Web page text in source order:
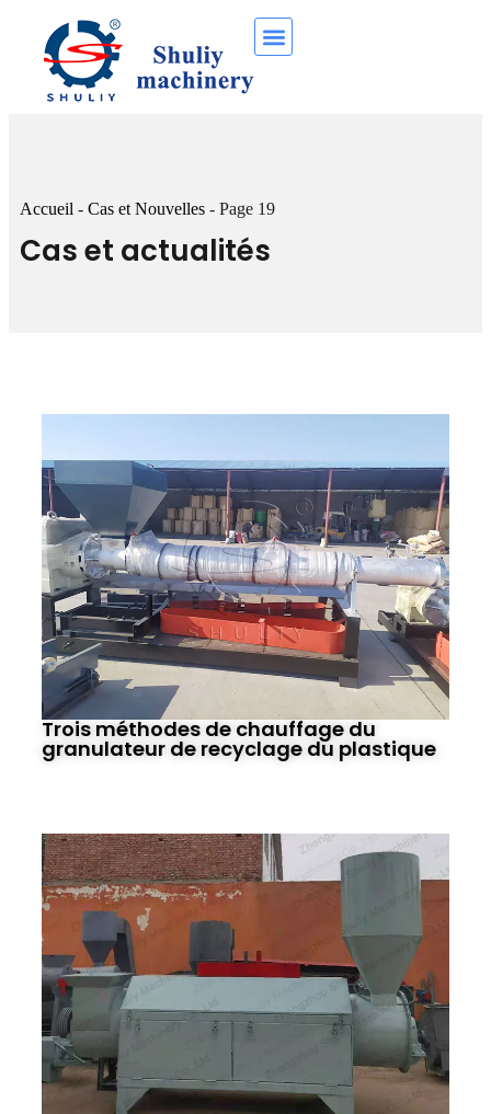
Accueil - Cas et Nouvelles - Page 19
Cas et actualités
Trois méthodes de chauffage du
granulateur de recyclage du plastique